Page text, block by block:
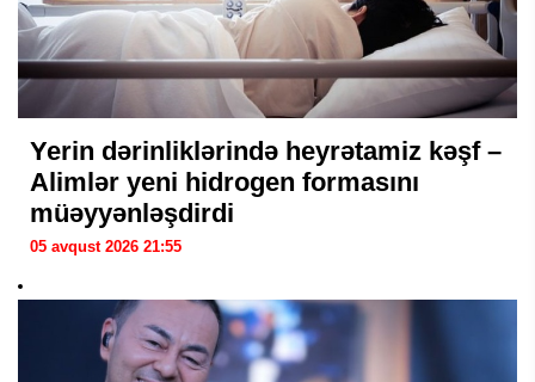
Yerin dərinliklərində heyrətamiz kəşf –
Alimlər yeni hidrogen formasını
müəyyənləşdirdi
05 avqust 2026 21:55